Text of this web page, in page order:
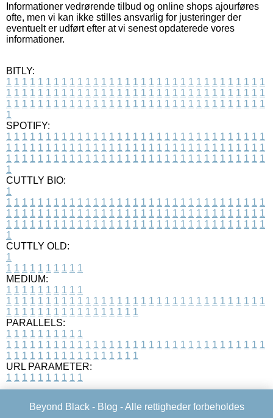
Informationer vedrørende tilbud og online shops ajourføres
ofte, men vi kan ikke stilles ansvarlig for justeringer der
eventuelt er udført efter at vi senest opdaterede vores
informationer.
BITLY:
1 1 1 1 1 1 1 1 1 1 1 1 1 1 1 1 1 1 1 1 1 1 1 1 1 1 1 1 1 1 1 1 1
1 1 1 1 1 1 1 1 1 1 1 1 1 1 1 1 1 1 1 1 1 1 1 1 1 1 1 1 1 1 1 1 1
1 1 1 1 1 1 1 1 1 1 1 1 1 1 1 1 1 1 1 1 1 1 1 1 1 1 1 1 1 1 1 1 1
1
SPOTIFY:
1 1 1 1 1 1 1 1 1 1 1 1 1 1 1 1 1 1 1 1 1 1 1 1 1 1 1 1 1 1 1 1 1
1 1 1 1 1 1 1 1 1 1 1 1 1 1 1 1 1 1 1 1 1 1 1 1 1 1 1 1 1 1 1 1 1
1 1 1 1 1 1 1 1 1 1 1 1 1 1 1 1 1 1 1 1 1 1 1 1 1 1 1 1 1 1 1 1 1
1
CUTTLY BIO:
1
1 1 1 1 1 1 1 1 1 1 1 1 1 1 1 1 1 1 1 1 1 1 1 1 1 1 1 1 1 1 1 1 1
1 1 1 1 1 1 1 1 1 1 1 1 1 1 1 1 1 1 1 1 1 1 1 1 1 1 1 1 1 1 1 1 1
1 1 1 1 1 1 1 1 1 1 1 1 1 1 1 1 1 1 1 1 1 1 1 1 1 1 1 1 1 1 1 1 1
1
CUTTLY OLD:
1
1 1 1 1 1 1 1 1 1 1
MEDIUM:
1 1 1 1 1 1 1 1 1 1
1 1 1 1 1 1 1 1 1 1 1 1 1 1 1 1 1 1 1 1 1 1 1 1 1 1 1 1 1 1 1 1 1
1 1 1 1 1 1 1 1 1 1 1 1 1 1 1 1 1
PARALLELS:
1 1 1 1 1 1 1 1 1 1
1 1 1 1 1 1 1 1 1 1 1 1 1 1 1 1 1 1 1 1 1 1 1 1 1 1 1 1 1 1 1 1 1
1 1 1 1 1 1 1 1 1 1 1 1 1 1 1 1 1
URL PARAMETER:
1 1 1 1 1 1 1 1 1 1
Beyond Black - Blog - Alle rettigheder forbeholdes